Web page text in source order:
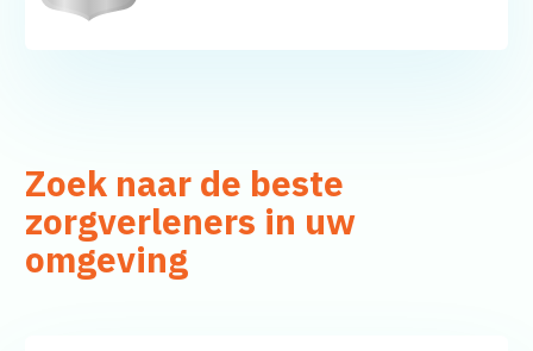
Zoek naar de beste
zorgverleners in uw
omgeving